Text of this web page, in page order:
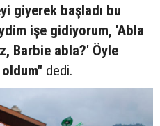
giyerek başladı bu
işe gidiyorum, 'Abla
Barbie abla?' Öyle
dedi.